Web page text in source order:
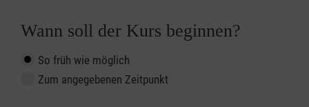
Aus- und Fortbildung von betrieblichen
Leistungserbringer die Kursgebühren für
betriebliche Ersthelfer direkt mit der für Ihr
Wann soll der Kurs beginnen?
So früh wie möglich
Zum angegebenen Zeitpunkt